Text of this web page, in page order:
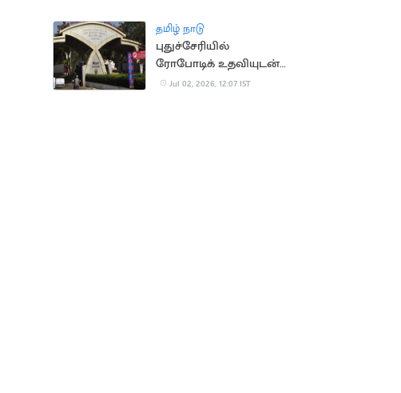
தமிழ் நாடு
புதுச்சேரியில்
ரோபோடிக் உதவியுடன்
நடந்த நரம்பு
Jul 02, 2026, 12:07 IST